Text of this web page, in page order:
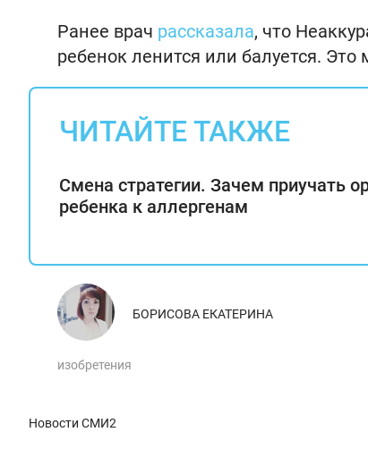
Ранее врач рассказала, что
ребенок ленится или балуется.
ЧИТАЙТЕ ТАКЖЕ
Смена стратегии. Зачем приучать
ребенка к аллергенам
БОРИСОВА ЕКАТЕРИНА
изобретения
Новости СМИ2